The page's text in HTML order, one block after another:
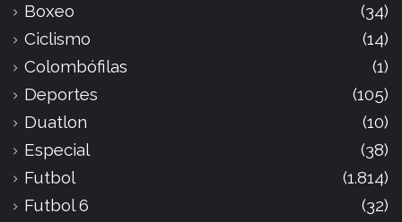
Boxeo
(34)
Ciclismo
(14)
Colombófilas
(1)
Deportes
(105)
Duatlon
(10)
Especial
(38)
Futbol
(1.814)
Futbol 6
(32)